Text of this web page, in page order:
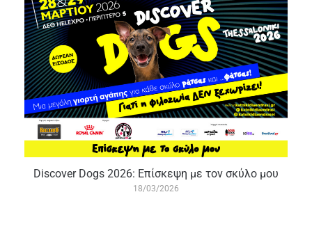
Discover Dogs 2026: Επίσκεψη με τον σκύλο μου
18/03/2026